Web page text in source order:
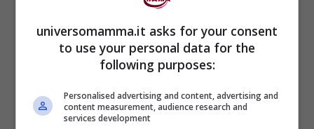
17 18 19 20 21 22 23 24 25
universomamma.it asks for your consent
to use your personal data for the
following purposes:
Personalised advertising and content, advertising and
content measurement, audience research and
services development